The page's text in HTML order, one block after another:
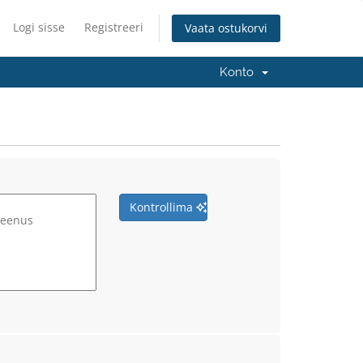
Logi sisse Registreeri Vaata ostukorvi
Konto
Kontrollima